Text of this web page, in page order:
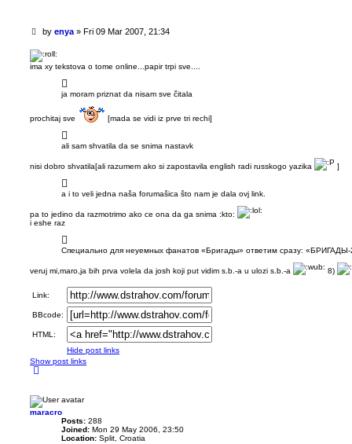
U
r
e
s
by enya» Fri 09 Mar 2007, 21:34
ima xy tekstova o tome online...papir trpi sve....
ja moram priznat da nisam sve čitala
prochitaj sve [mada se vidi iz prve tri rechi]
ali sam shvatila da se snima nastavk
nisi dobro shvatila[ali razumem ako si zapostavila english radi russkogo yazika ]
a i to veli jedna naša forumašica što nam je dala ovj link.
pa to jedino da razmotrimo ako ce ona da ga snima :kto:
i eshe raz
Специально для неуемных фанатов «Бригады» ответим сразу:
veruj mi,maro,ja bih prva volela da josh koji put vidim s.b.-a u ulozi s.b.-a 8)
Link:
BBcode:
HTML:
Hide post links
Show post links
maracro
Posts: 288
Joined: Mon 29 May 2006, 23:50
Location: Split, Croatia